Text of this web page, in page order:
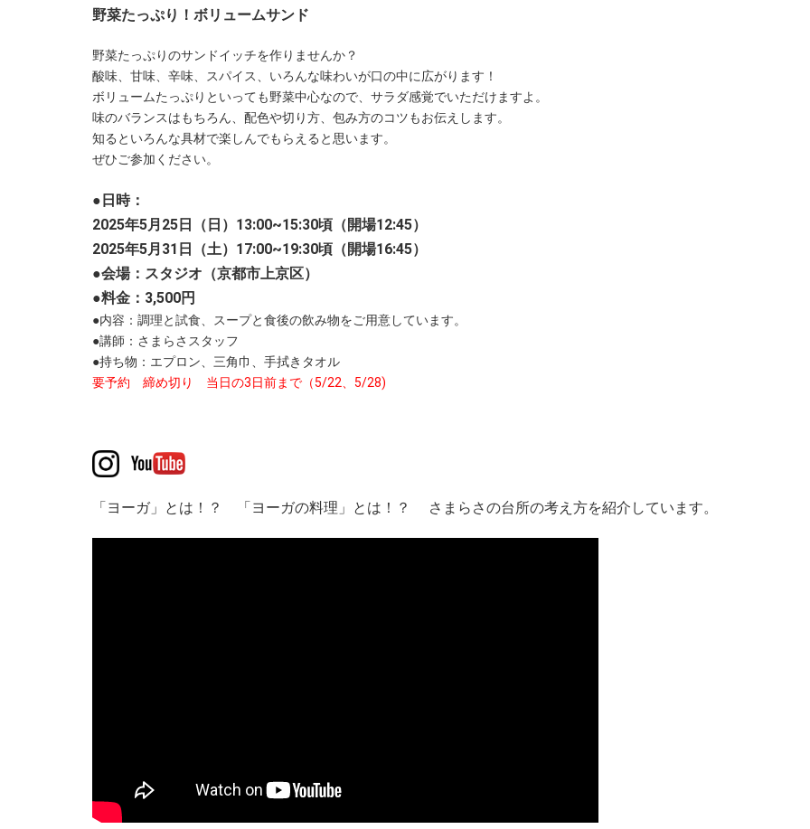
野菜たっぷり！ボリュームサンド
野菜たっぷりのサンドイッチを作りませんか？
酸味、甘味、辛味、スパイス、いろんな味わいが口の中に広がります！
ボリュームたっぷりといっても野菜中心なので、サラダ感覚でいただけますよ。
味のバランスはもちろん、配色や切り方、包み方のコツもお伝えします。
知るといろんな具材で楽しんでもらえると思います。
ぜひご参加ください。
●日時：
2025年5月25日（日）13:00~15:30頃（開場12:45）
2025年5月31日（土）17:00~19:30頃（開場16:45）
●会場：スタジオ（京都市上京区）
●料金：3,500円
●内容：調理と試食、スープと食後の飲み物をご用意しています。
●講師：さまらさスタッフ
●持ち物：エプロン、三角巾、手拭きタオル
要予約 締め切り 当日の3日前まで（5/22、5/28)
「ヨーガ」とは！？ 「ヨーガの料理」とは！？ さまらさの台所の考え方を紹介しています。